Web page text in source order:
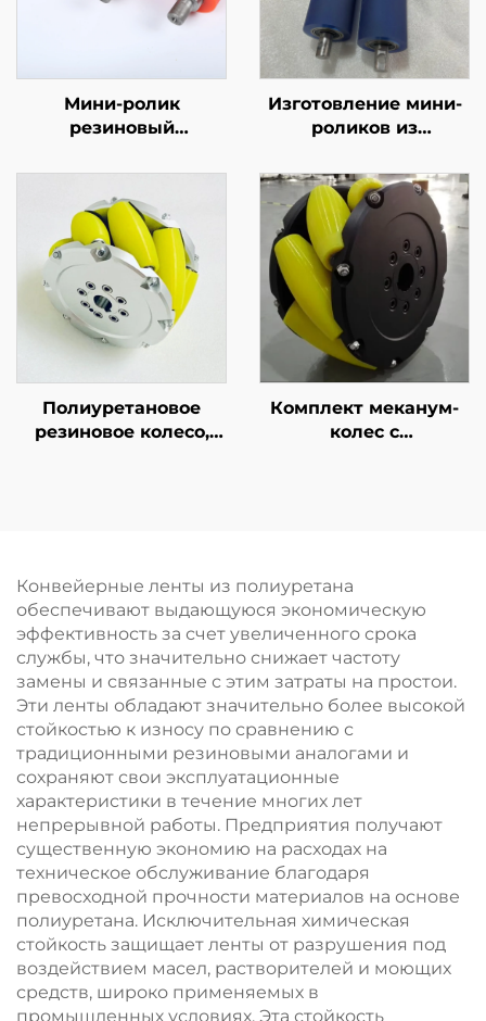
Мини-ролик
резиновый
маленький ролик для
принтера/конвейера
Изготовление мини-
роликов из
заказ, прецизионные
направляющие
ролики для
принтеров и
конвейеров,
различной твердости
и цветов,
качественный
резиновый ролик
Полиуретановое
резиновое колесо,
автоматизированных
транспортных
средств (AGV), PU
Комплект меканум-
колес с
роботов,
противоскользящие,
износостойкие, на
заказ
Конвейерные ленты из полиуретана
обеспечивают выдающуюся экономическую
эффективность за счет увеличенного срока
службы, что значительно снижает частоту
замены и связанные с этим затраты на простои.
Эти ленты обладают значительно более высокой
стойкостью к износу по сравнению с
традиционными резиновыми аналогами и
сохраняют свои эксплуатационные
характеристики в течение многих лет
непрерывной работы. Предприятия получают
существенную экономию на расходах на
техническое обслуживание благодаря
превосходной прочности материалов на основе
полиуретана. Исключительная химическая
стойкость защищает ленты от разрушения под
воздействием масел, растворителей и моющих
средств, широко применяемых в
промышленных условиях. Эта стойкость